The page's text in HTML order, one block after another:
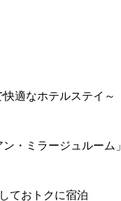
適なホテルステイ～
・ミラージュルーム
ておトクに宿泊